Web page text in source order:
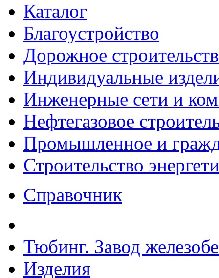
Каталог
Благоустройство
Дорожное
Индивидуальные
Инженерные сети и
Нефтегазовое
Промышленное и
Строительство
Справочник
Тюбинг. Завод
Изделия